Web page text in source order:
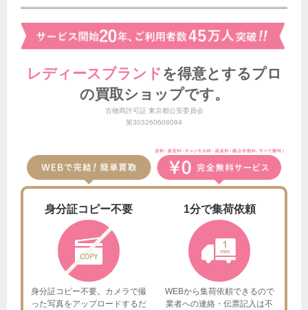
レディースブランド を得意とする プロ
の買取ショップです。
古物商許可証 東京都公安委員会
第303260608094
身分証コピー不要
身分証コピー不要。カメラで撮
った写真をアップロードするだ
1分で集荷依頼
WEBから集荷依頼できるので
業者への連絡・伝票記入は不